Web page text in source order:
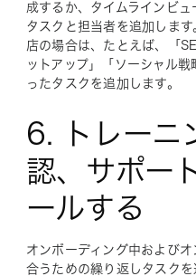
成するか、タイムラインビ
タスクと担当者を追加しま
店の場合は、たとえば、「
ットアップ」「ソーシャル
ったタスクを追加します。
6. トレーニ
認、サポー
ールする
オンボーディング中および
合うための繰り返しタスク